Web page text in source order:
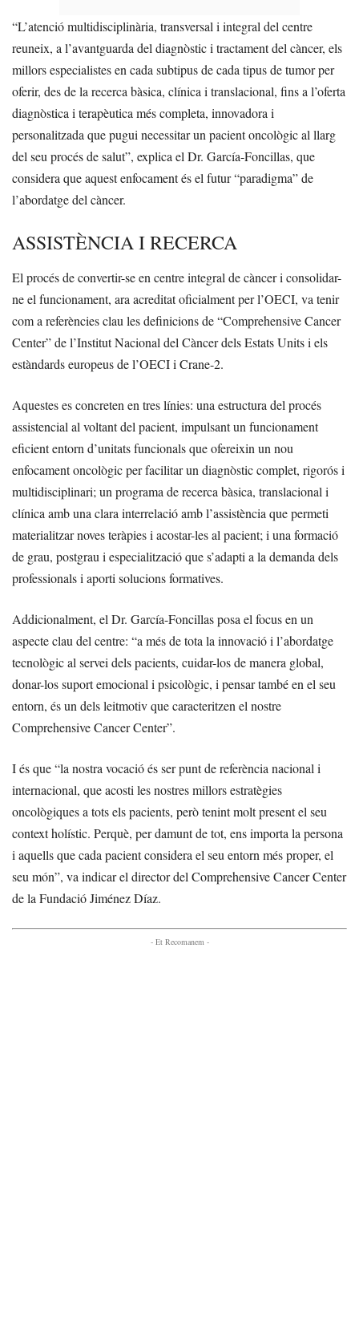
“L’atenció multidisciplinària, transversal i integral del centre
reuneix, a l’avantguarda del diagnòstic i tractament del càncer, els
millors especialistes en cada subtipus de cada tipus de tumor per
oferir, des de la recerca bàsica, clínica i translacional, fins a l’oferta
diagnòstica i terapèutica més completa, innovadora i
personalitzada que pugui necessitar un pacient oncològic al llarg
del seu procés de salut”, explica el Dr. García-Foncillas, que
considera que aquest enfocament és el futur “paradigma” de
l’abordatge del càncer.
ASSISTÈNCIA I RECERCA
El procés de convertir-se en centre integral de càncer i consolidar-
ne el funcionament, ara acreditat oficialment per l’OECI, va tenir
com a referències clau les definicions de “Comprehensive Cancer
Center” de l’Institut Nacional del Càncer dels Estats Units i els
estàndards europeus de l’OECI i Crane-2.
Aquestes es concreten en tres línies: una estructura del procés
assistencial al voltant del pacient, impulsant un funcionament
eficient entorn d’unitats funcionals que ofereixin un nou
enfocament oncològic per facilitar un diagnòstic complet, rigorós i
multidisciplinari; un programa de recerca bàsica, translacional i
clínica amb una clara interrelació amb l’assistència que permeti
materialitzar noves teràpies i acostar-les al pacient; i una formació
de grau, postgrau i especialització que s’adapti a la demanda dels
professionals i aporti solucions formatives.
Addicionalment, el Dr. García-Foncillas posa el focus en un
aspecte clau del centre: “a més de tota la innovació i l’abordatge
tecnològic al servei dels pacients, cuidar-los de manera global,
donar-los suport emocional i psicològic, i pensar també en el seu
entorn, és un dels leitmotiv que caracteritzen el nostre
Comprehensive Cancer Center”.
I és que “la nostra vocació és ser punt de referència nacional i
internacional, que acosti les nostres millors estratègies
oncològiques a tots els pacients, però tenint molt present el seu
context holístic. Perquè, per damunt de tot, ens importa la persona
i aquells que cada pacient considera el seu entorn més proper, el
seu món”, va indicar el director del Comprehensive Cancer Center
de la Fundació Jiménez Díaz.
- Et Recomanem -